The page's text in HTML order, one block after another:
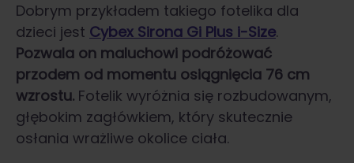
Dobrym przykładem takiego fotelika dla
dzieci jest Cybex Sirona Gi Plus i-Size.
Pozwala on maluchowi podróżować
przodem od momentu osiągnięcia 76 cm
wzrostu. Fotelik wyróżnia się rozbudowanym,
głębokim zagłówkiem, który skutecznie
osłania wrażliwe okolice ciała.